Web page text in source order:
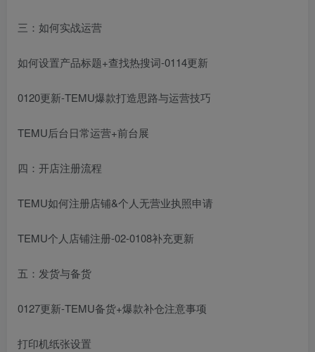
三：如何实战运营
如何设置产品标题+查找热搜词-0114更新
0120更新-TEMU爆款打造思路与运营技巧
TEMU后台日常运营+前台展
四：开店注册流程
TEMU如何注册店铺&个人无营业执照申请
TEMU个人店铺注册-02-0108补充更新
五：发货与备货
0127更新-TEMU备货+爆款补仓注意事项
打印机纸张设置